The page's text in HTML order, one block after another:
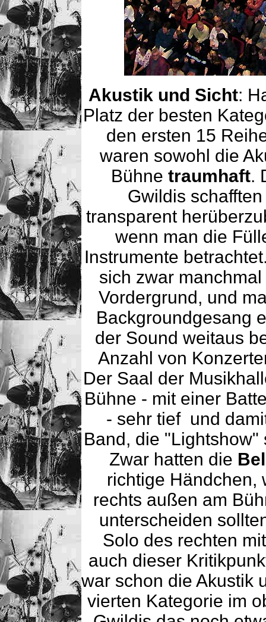
Akustik und Sicht:
Platz der besten
den ersten 15
waren sowohl die
Bühnetraumhaft.
Gwildis
transparent
wenn man die
Instrumente
sich zwar
Vordergrund, und
Backgroundgesang
der Sound weitaus
Anzahl von
Der Saal der
Bühne - mit einer
- sehr tief und
Band, die
Zwar hatten die
richtige Händchen,
rechts außen am
unterscheiden
Solo des rechten
auch dieser
war schon die Akustik
vierten Kategorie im